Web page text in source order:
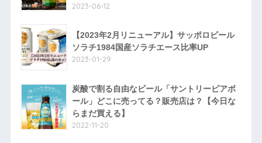
2023-06-12
【2023年2月リニューアル】サッポロビール
ソラチ1984国産ソラチエース比率UP
2023-01-29
炭酸で割る自由なビール「サントリービアボ
ール」どこに売ってる？販売店は？【今日な
らまだ買える】
2022-11-20